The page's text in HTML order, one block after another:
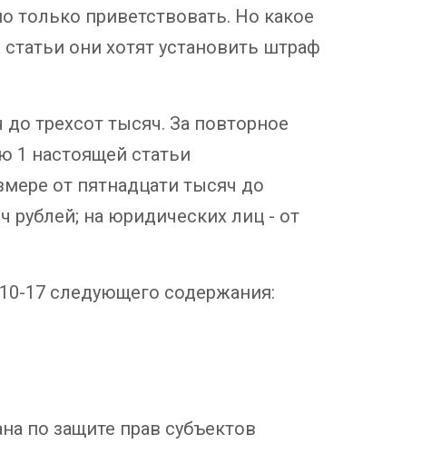
приветствовать. Но какое
они хотят установить штраф
трехсот тысяч. За повторное
1 настоящей статьи
от пятнадцати тысяч до
рублей; на юридических лиц - от
17 следующего содержания:
по защите прав субъектов